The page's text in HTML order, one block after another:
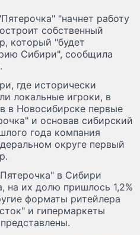
"начнет работу
собственный
который "будет
Сибири", сообщила
где исторически
локальные игроки, в
в Новосибирске первые
и основав сибирский
года компания
округе первый
в Сибири
на их долю пришлось 1,2%
форматы ритейлера
и гипермаркеты